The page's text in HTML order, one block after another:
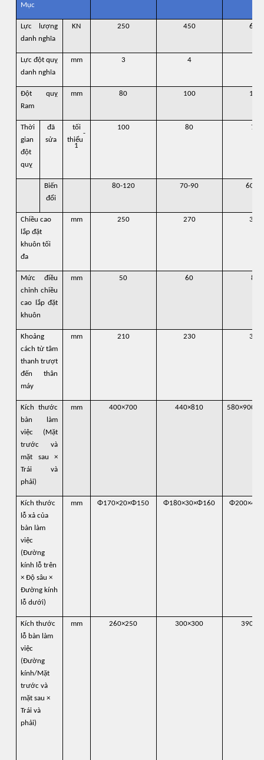
Mục
Lực lượng
danh nghĩa
KN 250 450 630
Lực đột quỵ
danh nghĩa
mm 3 4
Đột quỵ
Ram
mm 80 100 120
Thời
gian
đột
quỵ
đã
sửa
tối
thiểu
-
1
100 80 70
Biến
đổi
80-120 70-90 60-
Chiều cao
lắp đặt
khuôn tối
đa
mm 250 270 300
Mức điều
chỉnh chiều
cao lắp đặt
khuôn
mm 50 60 80
Khoảng
cách từ tâm
thanh trượt
đến thân
máy
mm 210 230 300
Kích thước
bàn làm
việc (Mặt
trước và
mặt sau ×
Trái và
phải)
mm 400×700 440×810 580×900
Kích thước
lỗ xả của
bàn làm
việc
(Đường
kính lỗ trên
× Độ sâu ×
Đường kính
lỗ dưới)
mm Φ170×20×Φ150 Φ180×30×Φ160
Kích thước
lỗ bàn làm
việc
(Đường
kính/Mặt
trước và
mặt sau ×
Trái và
phải)
mm 260×250 300×300